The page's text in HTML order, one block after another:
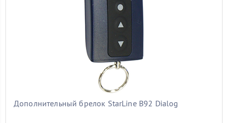
Дополнительный брелок StarLine B92 Dialog